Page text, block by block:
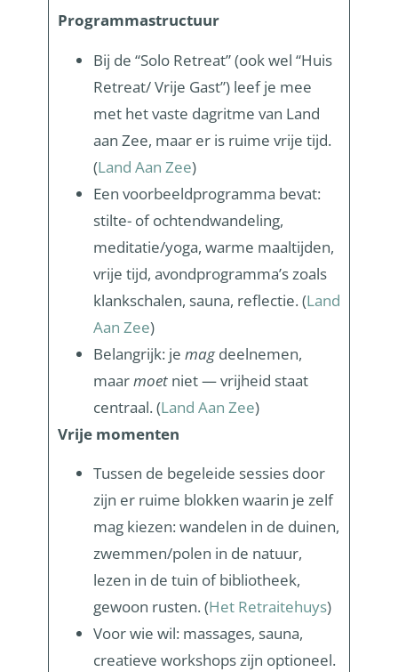
Programmastructuur
Bij de “Solo Retreat” (ook wel “Huis
Retreat/ Vrije Gast”) leef je mee
met het vaste dagritme van Land
aan Zee, maar er is ruime vrije tijd.
(Land Aan Zee)
Een voorbeeldprogramma bevat:
stilte- of ochtendwandeling,
meditatie/yoga, warme maaltijden,
vrije tijd, avondprogramma’s zoals
klankschalen, sauna, reflectie. (Land
Aan Zee)
Belangrijk: je magdeelnemen,
maarmoetniet — vrijheid staat
centraal. (Land Aan Zee)
Vrije momenten
Tussen de begeleide sessies door
zijn er ruime blokken waarin je zelf
mag kiezen: wandelen in de duinen,
zwemmen/polen in de natuur,
lezen in de tuin of bibliotheek,
gewoon rusten. (Het Retraitehuys)
Voor wie wil: massages, sauna,
creatieve workshops zijn optioneel.